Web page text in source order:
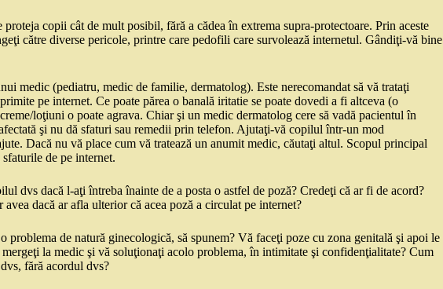
copii cât de mult posibil, fără a cădea în extrema supra-protectoare. Prin aceste
către diverse pericole, printre care pedofili care survolează internetul. Gândiţi-vă bine
medic (pediatru, medic de familie, dermatolog). Este nerecomandat să vă trataţi
pe internet. Ce poate părea o banală iritatie se poate dovedi a fi altceva (o
loţiuni o poate agrava. Chiar şi un medic dermatolog cere să vadă pacientul în
şi nu dă sfaturi sau remedii prin telefon. Ajutaţi-vă copilul într-un mod
Dacă nu vă place cum vă tratează un anumit medic, căutaţi altul. Scopul principal
de pe internet.
dvs dacă l-aţi întreba înainte de a posta o astfel de poză? Credeţi că ar fi de acord?
dacă ar afla ulterior că acea poză a circulat pe internet?
problema de natură ginecologică, să spunem? Vă faceţi poze cu zona genitală şi apoi le
la medic şi vă soluţionaţi acolo problema, în intimitate şi confidenţialitate? Cum
fără acordul dvs?